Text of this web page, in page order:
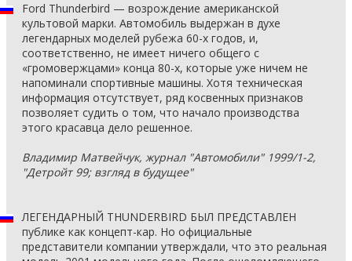
Ford Thunderbird — возрождение американской
культовой марки. Автомобиль выдержан в духе
легендарных моделей рубежа 60-х годов, и,
соответственно, не имеет ничего общего с
«громовержцами» конца 80-х, которые уже ничем не
напоминали спортивные машины. Хотя техническая
информация отсутствует, ряд косвенных признаков
позволяет судить о том, что начало производства
этого красавца дело решенное.
Владимир Матвейчук, журнал "Автомобили" 1999/1-2,
"Детройт 99; взгляд в будущее"
ЛЕГЕНДАРНЫЙ THUNDERBIRD БЫЛ ПРЕДСТАВЛЕН
публике как концепт-кар. Но официальные
представители компании утверждали, что это реальная